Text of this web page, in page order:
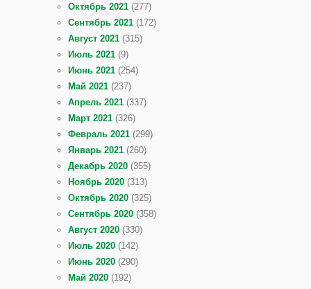
Октябрь 2021 (277)
Сентябрь 2021 (172)
Август 2021 (315)
Июль 2021 (9)
Июнь 2021 (254)
Май 2021 (237)
Апрель 2021 (337)
Март 2021 (326)
Февраль 2021 (299)
Январь 2021 (260)
Декабрь 2020 (355)
Ноябрь 2020 (313)
Октябрь 2020 (325)
Сентябрь 2020 (358)
Август 2020 (330)
Июль 2020 (142)
Июнь 2020 (290)
Май 2020 (192)